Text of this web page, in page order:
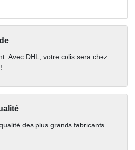
Avec DHL, votre colis sera chez
des plus grands fabricants